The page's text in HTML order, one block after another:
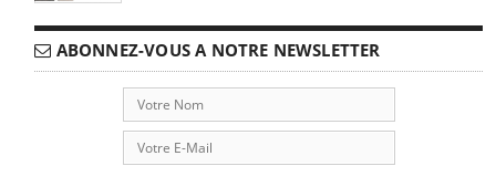
ABONNEZ-VOUS A NOTRE NEWSLETTER